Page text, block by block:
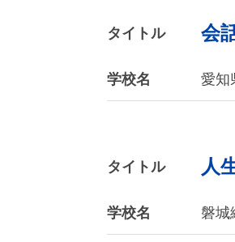
タイトル 会
学校名 愛知
タイトル 人
学校名 磐城